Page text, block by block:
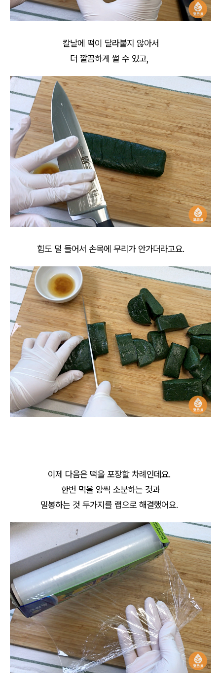
칼날에 떡이 달라붙지 않아서
더 깔끔하게 썰 수 있고,
힘도 덜 들어서 손목에 무리가 안가더라고요.
이제 다음은 떡을 포장할 차례인데요.
한번 먹을 양씩 소분하는 것과
밀봉하는 것 두가지를 랩으로 해결했어요.